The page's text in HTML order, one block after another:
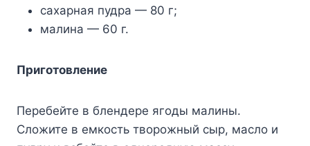
сахарная пудра — 80 г;
малина — 60 г.
Приготовление
Перебейте в блендере ягоды малины.
Сложите в емкость творожный сыр, масло и